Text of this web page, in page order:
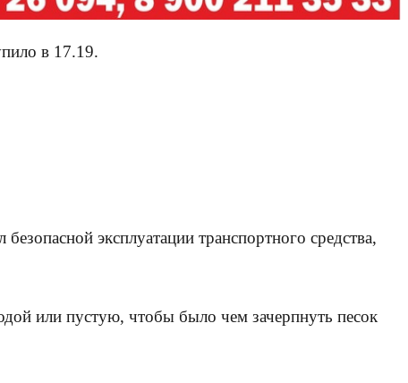
в 17.19.
эксплуатации транспортного средства,
или пустую, чтобы было чем зачерпнуть песок